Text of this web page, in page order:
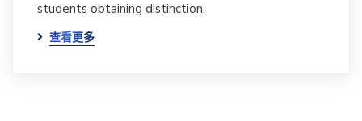
students obtaining distinction.
查看更多